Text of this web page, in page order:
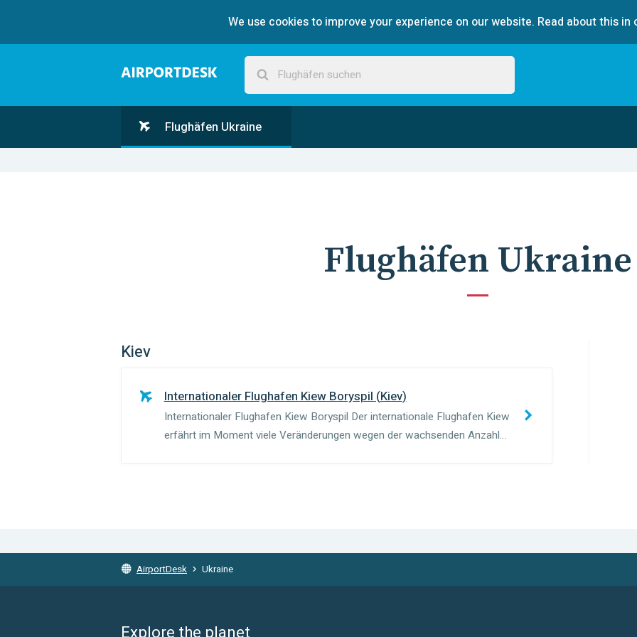
We use cookies to improve your experience on our website. Read about this in
Flughäfen Ukraine
Flughäfen Ukraine
Kiev
Internationaler Flughafen Kiew Boryspil(Kiev)
Internationaler Flughafen Kiew Boryspil Der internationale Flughafen Kiew
erfährt im Moment viele Veränderungen wegen der wachsenden Anzahl
AirportDesk Ukraine